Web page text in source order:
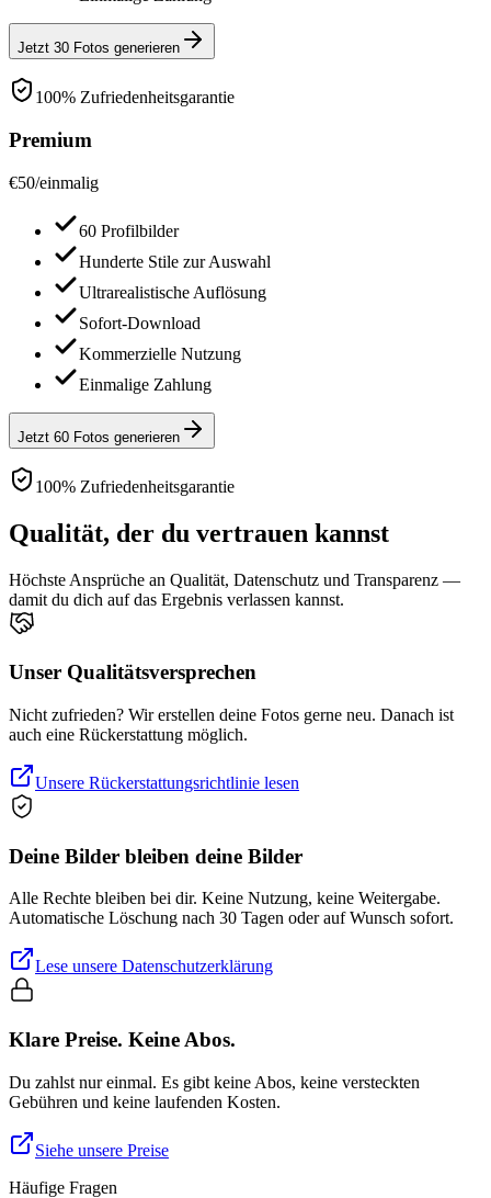
Jetzt 30 Fotos generieren
100% Zufriedenheitsgarantie
Premium
€50/einmalig
60 Profilbilder
Hunderte Stile zur Auswahl
Ultrarealistische Auflösung
Sofort-Download
Kommerzielle Nutzung
Einmalige Zahlung
Jetzt 60 Fotos generieren
100% Zufriedenheitsgarantie
Qualität, der du vertrauen kannst
Höchste Ansprüche an Qualität, Datenschutz und Transparenz —
damit du dich auf das Ergebnis verlassen kannst.
Unser Qualitätsversprechen
Nicht zufrieden? Wir erstellen deine Fotos gerne neu. Danach ist
auch eine Rückerstattung möglich.
Unsere Rückerstattungsrichtlinie lesen
Deine Bilder bleiben deine Bilder
Alle Rechte bleiben bei dir. Keine Nutzung, keine Weitergabe.
Automatische Löschung nach 30 Tagen oder auf Wunsch sofort.
Lese unsere Datenschutzerklärung
Klare Preise. Keine Abos.
Du zahlst nur einmal. Es gibt keine Abos, keine versteckten
Gebühren und keine laufenden Kosten.
Siehe unsere Preise
Häufige Fragen